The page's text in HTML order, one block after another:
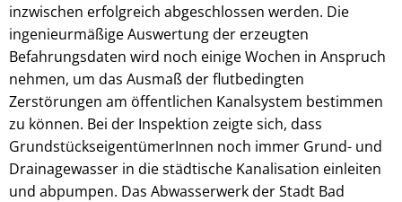
inzwischen erfolgreich abgeschlossen werden. Die
ingenieurmäßige Auswertung der erzeugten
Befahrungsdaten wird noch einige Wochen in Anspruch
nehmen, um das Ausmaß der flutbedingten
Zerstörungen am öffentlichen Kanalsystem bestimmen
zu können. Bei der Inspektion zeigte sich, dass
GrundstückseigentümerInnen noch immer Grund- und
Drainagewasser in die städtische Kanalisation einleiten
und abpumpen. Das Abwasserwerk der Stadt Bad